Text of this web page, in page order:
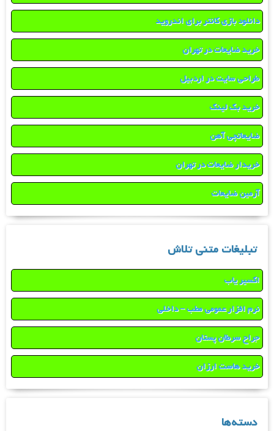
دانلود بازی کانتر برای اندروید
خرید ضایعات در تهران
طراحی سایت در اردبیل
خرید بک لینک
ضایعاتچی آهن
خریدار ضایعات در تهران
آرمین ضایعات
تبلیغات متنی تلاش
اکسیر یاب
نرم افزار عمومی مطب – داخلی
جراح سرطان پستان
خرید هاست ارزان
دسته‌ها